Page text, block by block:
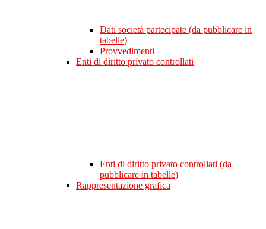
Dati società partecipate (da pubblicare in
tabelle)
Provvedimenti
Enti di diritto privato controllati
Enti di diritto privato controllati (da
pubblicare in tabelle)
Rappresentazione grafica